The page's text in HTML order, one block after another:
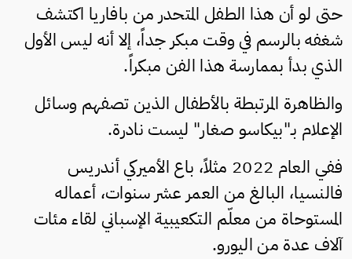
حتى لو أن هذا الطفل المتحدر من بافاريا اكتشف
شغفه بالرسم في وقت مبكر جداً، إلا أنه ليس الأول
الذي بدأ بممارسة هذا الفن مبكراً.
والظاهرة المرتبطة بالأطفال الذين تصفهم وسائل
الإعلام بـ"بيكاسو صغار" ليست نادرة.
ففي العام 2022 مثلاً، باع الأميركي أندريس
فالنسيا، البالغ من العمر عشر سنوات، أعماله
المستوحاة من معلّم التكعيبية الإسباني لقاء مئات
آلاف عدة من اليورو.